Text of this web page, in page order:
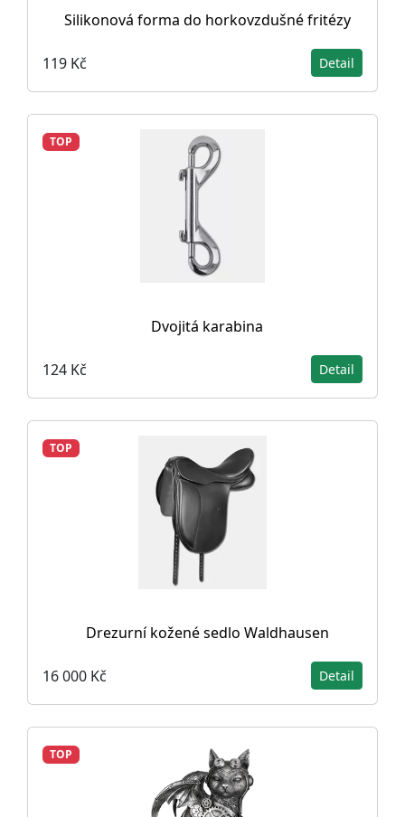
Silikonová forma do horkovzdušné fritézy
119 Kč Detail
TOP
Dvojitá karabina
124 Kč Detail
TOP
Drezurní kožené sedlo Waldhausen
16 000 Kč Detail
TOP